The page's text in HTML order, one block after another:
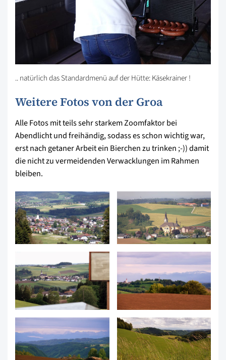
.. natürlich das Standardmenü auf der Hütte: Käsekrainer !
Weitere Fotos von der Groa
Alle Fotos mit teils sehr starkem Zoomfaktor bei
Abendlicht und freihändig, sodass es schon wichtig war,
erst nach getaner Arbeit ein Bierchen zu trinken ;-)) damit
die nicht zu vermeidenden Verwacklungen im Rahmen
bleiben.